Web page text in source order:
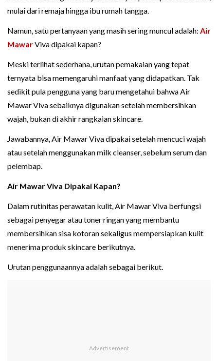
mulai dari remaja hingga ibu rumah tangga.
Namun, satu pertanyaan yang masih sering muncul adalah: Air
MawarViva dipakai kapan?
Meski terlihat sederhana, urutan pemakaian yang tepat
ternyata bisa memengaruhi manfaat yang didapatkan. Tak
sedikit pula pengguna yang baru mengetahui bahwa Air
Mawar Viva sebaiknya digunakan setelah membersihkan
wajah, bukan di akhir rangkaian skincare.
Jawabannya, Air Mawar Viva dipakai setelah mencuci wajah
atau setelah menggunakan milk cleanser, sebelum serum dan
pelembap.
Air Mawar Viva Dipakai Kapan?
Dalam rutinitas perawatan kulit, Air Mawar Viva berfungsi
sebagai penyegar atau toner ringan yang membantu
membersihkan sisa kotoran sekaligus mempersiapkan kulit
menerima produk skincare berikutnya.
Urutan penggunaannya adalah sebagai berikut.